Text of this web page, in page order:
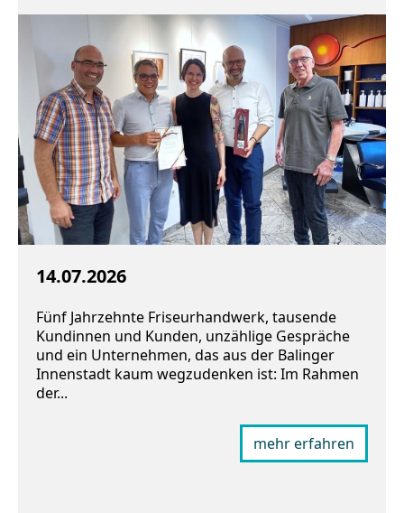
14.07.2026
Fünf Jahrzehnte Friseurhandwerk, tausende
Kundinnen und Kunden, unzählige Gespräche
und ein Unternehmen, das aus der Balinger
Innenstadt kaum wegzudenken ist: Im Rahmen
der...
mehr erfahren